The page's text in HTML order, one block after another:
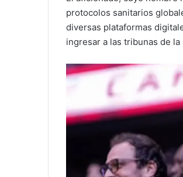
protocolos sanitarios
diversas plataformas
ingresar a las tribunas de